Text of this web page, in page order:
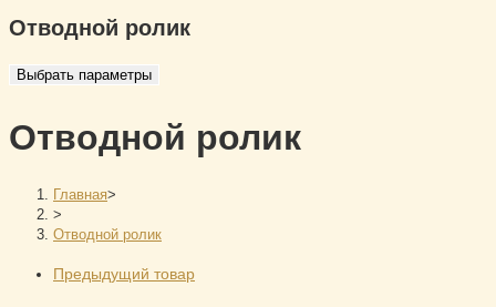
Отводной ролик
Выбрать параметры
Отводной ролик
Главная>
>
Отводной ролик
Предыдущий товар